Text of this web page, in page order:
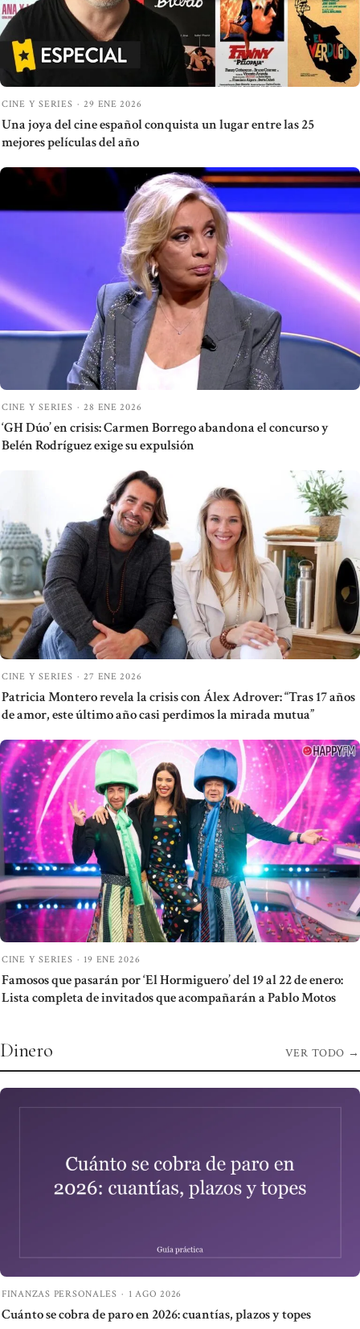
CINE Y SERIES · 29 ENE 2026
Una joya del cine español conquista un lugar entre las 25
mejores películas del año
CINE Y SERIES · 28 ENE 2026
‘GH Dúo’ en crisis: Carmen Borrego abandona el concurso y
Belén Rodríguez exige su expulsión
CINE Y SERIES · 27 ENE 2026
Patricia Montero revela la crisis con Álex Adrover: “Tras 17 años
de amor, este último año casi perdimos la mirada mutua”
CINE Y SERIES · 19 ENE 2026
Famosos que pasarán por ‘El Hormiguero’ del 19 al 22 de enero:
Lista completa de invitados que acompañarán a Pablo Motos
Dinero VER TODO →
FINANZAS PERSONALES · 1 AGO 2026
Cuánto se cobra de paro en 2026: cuantías, plazos y topes